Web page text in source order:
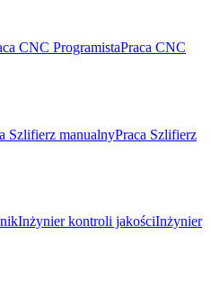
CNC ProgramistaPraca CNC
Szlifierz manualnyPraca Szlifierz
Inżynier kontroli jakościInżynier